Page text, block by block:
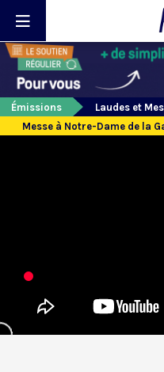
Émissions
Laudes et
Messe à Notre-Dame de la